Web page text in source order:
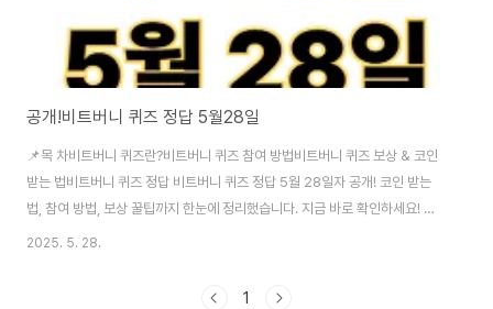
공개!비트버니 퀴즈 정답 5월28일
📌목 차비트버니 퀴즈란?비트버니 퀴즈 참여 방법비트버니 퀴즈 보상 & 코인
받는 법비트버니 퀴즈 정답 비트버니 퀴즈 정답 5월 28일자 공개! 코인 받는
법, 참여 방법, 보상 꿀팁까지 한눈에 정리했습니다. 지금 바로 확인하세요! 오
늘의정답! 👆 비트버니 퀴즈란?비트버니 퀴즈는 가상자산 정보 플랫폼
보상을 받을 수 있는 기회입니다.블록체인과 암호화폐에 대한 기초 지식부터
2025. 5. 28.
1